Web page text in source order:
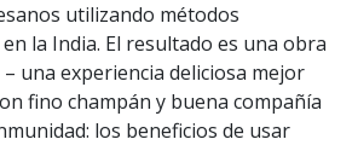
utilizando métodos
la India. El resultado es una obra
una experiencia deliciosa mejor
fino champán y buena compañía
los beneficios de usar